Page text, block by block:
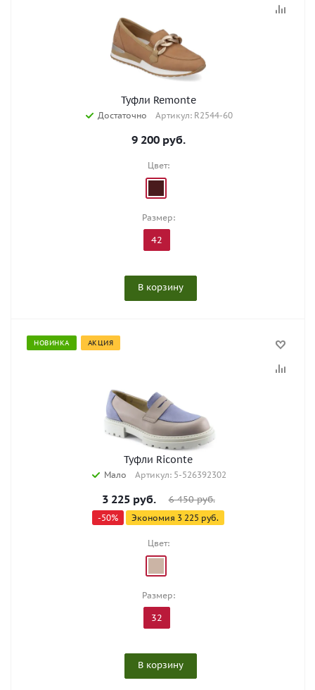
Туфли Remonte
Достаточно Артикул: R2544-60
9 200руб.
Цвет:
Размер:
42
В корзину
НОВИНКА АКЦИЯ
Туфли Riconte
Мало Артикул: 5-526392302
3 225руб. 6 450руб.
-50% Экономия 3 225 руб.
Цвет:
Размер:
32
В корзину